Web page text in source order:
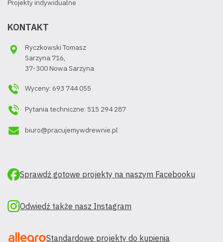
Projekty indywidualne
KONTAKT
Ryczkowski Tomasz
Sarzyna 716,
37-300 Nowa Sarzyna
Wyceny: 693 744 055
Pytania techniczne: 515 294 287
biuro@pracujemywdrewnie.pl
Sprawdź gotowe projekty na naszym Facebooku
Odwiedź także nasz Instagram
Standardowe projekty do kupienia